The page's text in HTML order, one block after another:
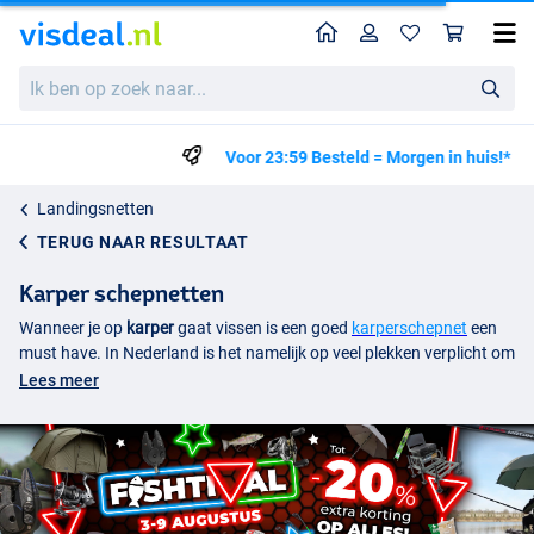
ben
HomeProfiel
Voor 23:59 Besteld = Morgen in huis!*
Landingsnetten
TERUG NAAR RESULTAAT
Karper schepnetten
Wanneer je op karpergaat vissen is een goed karperschepnet een
must have. In Nederland is het namelijk op veel plekken verplicht om
bepaaldlandingsgereedschap
een onthaakmat, wat het landen van karpers erg praktisch maakt.
Met behulp van eenschepnetkan de vis heel gemakkelijk uit het
water worden getild. Omdat karpers enorm zwaar kunnen zijn,
moet een schepnet stabiel en robuust zijn. Maar dat is slechts één
punt om in gedachten te houden bij het kopen van een schepnet.
Lees meer